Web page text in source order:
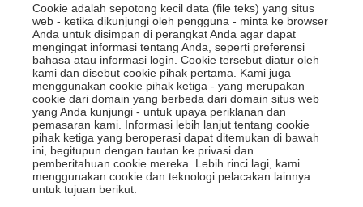
Cookie adalah sepotong kecil data (file teks) yang situs
web - ketika dikunjungi oleh pengguna - minta ke browser
Anda untuk disimpan di perangkat Anda agar dapat
mengingat informasi tentang Anda, seperti preferensi
bahasa atau informasi login. Cookie tersebut diatur oleh
kami dan disebut cookie pihak pertama. Kami juga
menggunakan cookie pihak ketiga - yang merupakan
cookie dari domain yang berbeda dari domain situs web
yang Anda kunjungi - untuk upaya periklanan dan
pemasaran kami. Informasi lebih lanjut tentang cookie
pihak ketiga yang beroperasi dapat ditemukan di bawah
ini, begitupun dengan tautan ke privasi dan
pemberitahuan cookie mereka. Lebih rinci lagi, kami
menggunakan cookie dan teknologi pelacakan lainnya
untuk tujuan berikut: